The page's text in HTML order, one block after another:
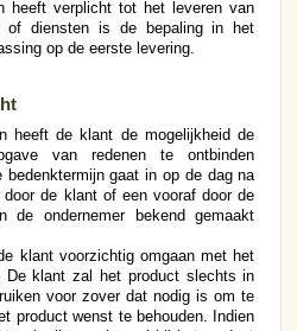
heeft verplicht tot het leveren van
of diensten is de bepaling in het
op de eerste levering.
heeft de klant de mogelijkheid de
van redenen te ontbinden
bedenktermijn gaat in op de dag na
de klant of een vooraf door de
de ondernemer bekend gemaakt
klant voorzichtig omgaan met het
De klant zal het product slechts in
voor zover dat nodig is om te
product wenst te behouden. Indien